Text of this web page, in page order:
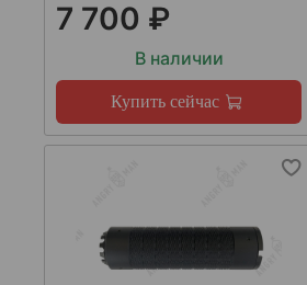
7 700 ₽
В наличии
Купить сейчас